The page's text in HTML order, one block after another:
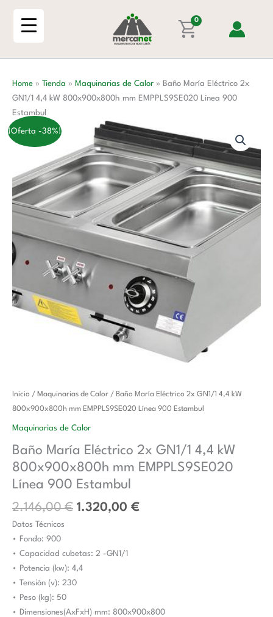
0
Home » Tienda » Maquinarias de Calor » Baño María Eléctrico 2x
GN1/1 4,4 kW 800x900x800h mm EMPPLS9SE020 Línea 900
Estambul
¡Oferta -38%!
Inicio / Maquinarias de Calor / Baño María Eléctrico 2x GN1/1 4,4 kW
800x900x800h mm EMPPLS9SE020 Línea 900 Estambul
Maquinarias de Calor
Baño María Eléctrico 2x GN1/1 4,4 kW
800x900x800h mm EMPPLS9SE020
Línea 900 Estambul
2.146,00€
El
precio
original
2.146,00 €.
1.320,00 €
El
precio
1.320,00 €.
Datos Técnicos
• Fondo: 900
• Capacidad cubetas: 2 -GN1/1
• Potencia (kw): 4,4
• Tensión (v): 230
• Peso (kg): 50
• Dimensiones(AxFxH) mm: 800x900x800
Baño
María
Eléctrico
GN1/1
4,4
kW
mm
EMPPLS9SE020
Línea
900
Estambul
cantidad
GN1/1
4,4
kW
mm
EMPPLS9SE020
Línea
900
Estambul